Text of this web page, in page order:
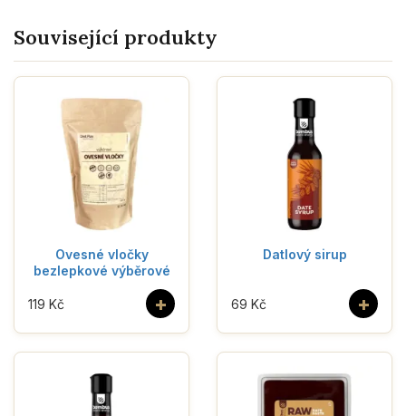
Související produkty
Ovesné vločky
bezlepkové výběrové
+
119 Kč
Datlový sirup
+
69 Kč